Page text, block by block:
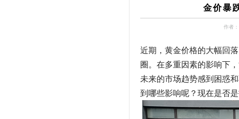
金价暴
作者
近期，黄金价格的大幅回
圈。在多重因素的影响下
未来的市场趋势感到困惑
到哪些影响呢？现在是否